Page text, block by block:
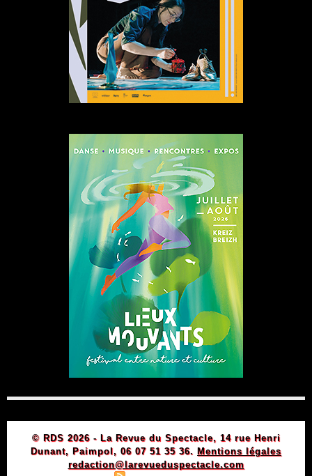
© RDS 2026 - La Revue du Spectacle, 14 rue Henri
Dunant, Paimpol, 06 07 51 35 36. Mentions légales
redaction@larevueduspectacle.com